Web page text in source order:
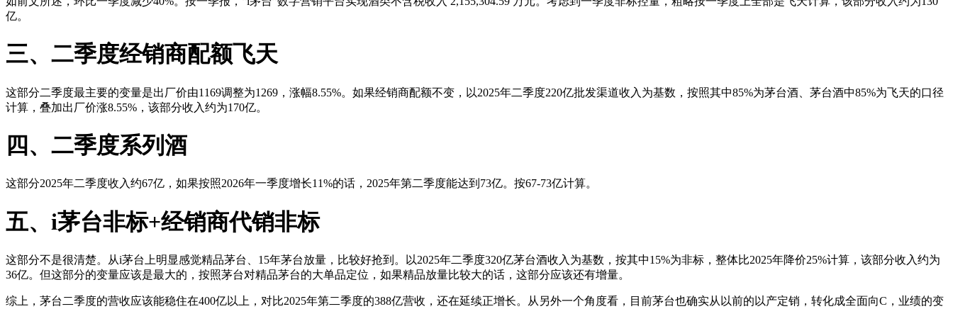
亿。
三、二季度经销商配额飞天
这部分二季度最主要的变量是出厂价由1169调整为1269，涨幅8.55%。如果经销商配额不变，以2025年二季度220亿批发渠道收入为基数，按照其中85%为茅台酒、茅台酒中85%为飞天的口径
计算，叠加出厂价涨8.55%，该部分收入约为170亿。
四、二季度系列酒
这部分2025年二季度收入约67亿，如果按照2026年一季度增长11%的话，2025年第二季度能达到73亿。按67-73亿计算。
五、i茅台非标+经销商代销非标
这部分不是很清楚。从i茅台上明显感觉精品茅台、15年茅台放量，比较好抢到。以2025年二季度320亿茅台酒收入为基数，按其中15%为非标，整体比2025年降价25%计算，该部分收入约为
36亿。但这部分的变量应该是最大的，按照茅台对精品茅台的大单品定位，如果精品放量比较大的话，这部分应该还有增量。
综上，茅台二季度的营收应该能稳住在400亿以上，对比2025年第二季度的388亿营收，还在延续正增长。从另外一个角度看，目前茅台也确实从以前的以产定销，转化成全面向C，业绩的变